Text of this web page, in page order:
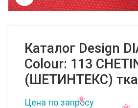
Каталог Design
Colour: 113
(ШЕТИНТЕКС)
Цена по запросу